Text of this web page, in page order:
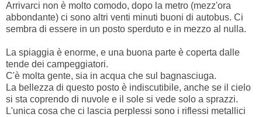
Arrivarci non è molto comodo, dopo la metro (mezz'ora
abbondante) ci sono altri venti minuti buoni di autobus. Ci
sembra di essere in un posto sperduto e in mezzo al nulla.
La spiaggia è enorme, e una buona parte è coperta dalle
tende dei campeggiatori.
C'è molta gente, sia in acqua che sul bagnasciuga.
La bellezza di questo posto è indiscutibile, anche se il cielo
si sta coprendo di nuvole e il sole si vede solo a sprazzi.
L'unica cosa che ci lascia perplessi sono i riflessi metallici